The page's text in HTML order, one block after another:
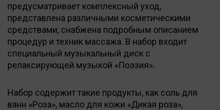
предусматривает комплексный уход,
представлена различными косметическими
средствами, снабжена подробным описанием
процедур и техник массажа. В набор входит
специальный музыкальный диск с
релаксирующей музыкой «Поэзия».
Набор содержит такие продукты, как соль для
ванн «Роза», масло для кожи «Дикая роза»,